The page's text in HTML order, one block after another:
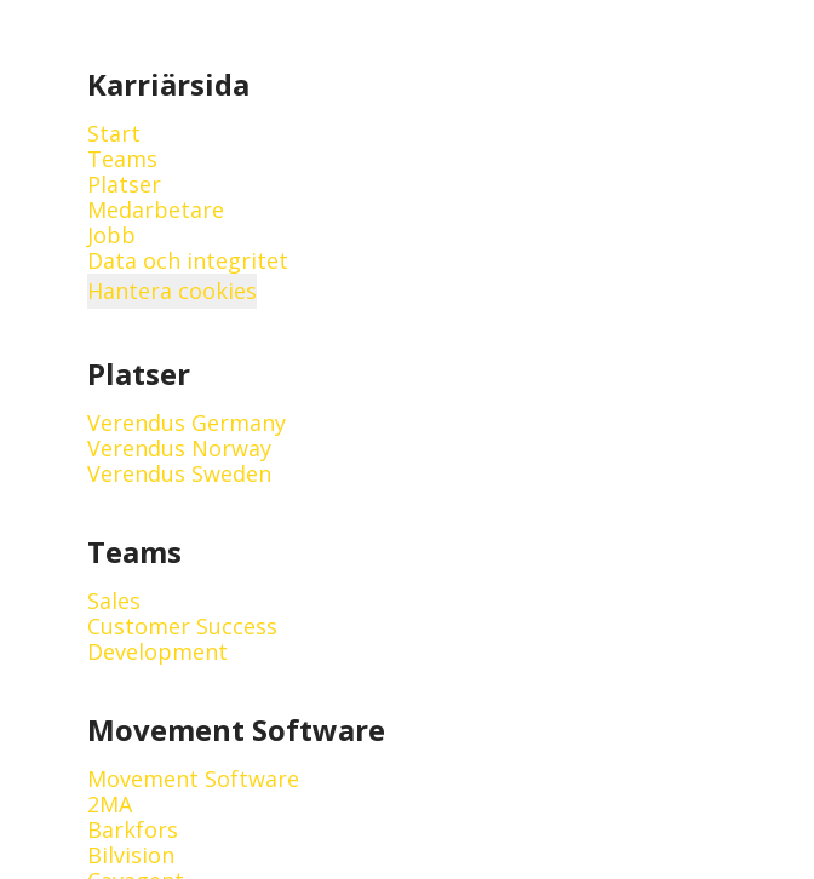
Karriärsida
Start
Teams
Platser
Medarbetare
Jobb
Data och integritet
Hantera cookies
Platser
Verendus Germany
Verendus Norway
Verendus Sweden
Teams
Sales
Customer Success
Development
Movement Software
Movement Software
2MA
Barkfors
Bilvision